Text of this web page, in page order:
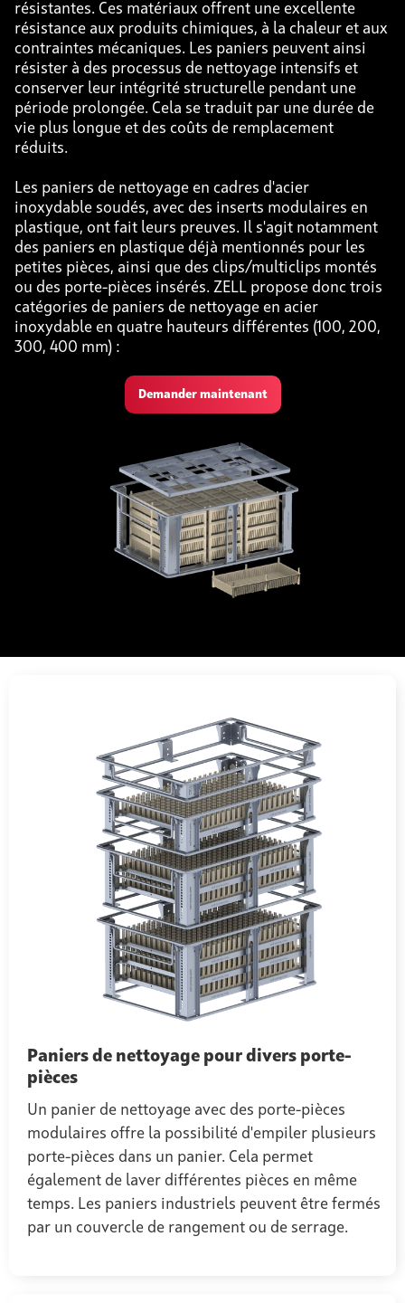
résistantes. Ces matériaux offrent une excellente
résistance aux produits chimiques, à la chaleur et aux
contraintes mécaniques. Les paniers peuvent ainsi
résister à des processus de nettoyage intensifs et
conserver leur intégrité structurelle pendant une
période prolongée. Cela se traduit par une durée de
vie plus longue et des coûts de remplacement
réduits.
Les paniers de nettoyage en cadres d'acier
inoxydable soudés, avec des inserts modulaires en
plastique, ont fait leurs preuves. Il s'agit notamment
des paniers en plastique déjà mentionnés pour les
petites pièces, ainsi que des clips/multiclips montés
ou des porte-pièces insérés. ZELL propose donc trois
catégories de paniers de nettoyage en acier
inoxydable en quatre hauteurs différentes (100, 200,
300, 400 mm) :
Demander maintenant
Paniers de nettoyage pour divers porte-
pièces
Un panier de nettoyage avec des porte-pièces
modulaires offre la possibilité d'empiler plusieurs
porte-pièces dans un panier. Cela permet
également de laver différentes pièces en même
temps. Les paniers industriels peuvent être fermés
par un couvercle de rangement ou de serrage.